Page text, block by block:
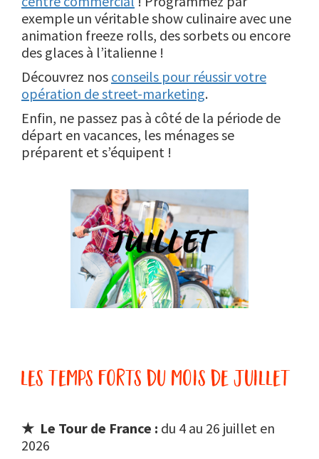
exemple un véritable show culinaire avec une
animation freeze rolls, des sorbets ou encore
des glaces à l’italienne !
Découvrez nos conseils pour réussir votre
opération de street-marketing.
Enfin, ne passez pas à côté de la période de
départ en vacances, les ménages se
préparent et s’équipent !
les temps forts du mois de juillet
★ Le Tour de France : du 4 au 26 juillet en
2026